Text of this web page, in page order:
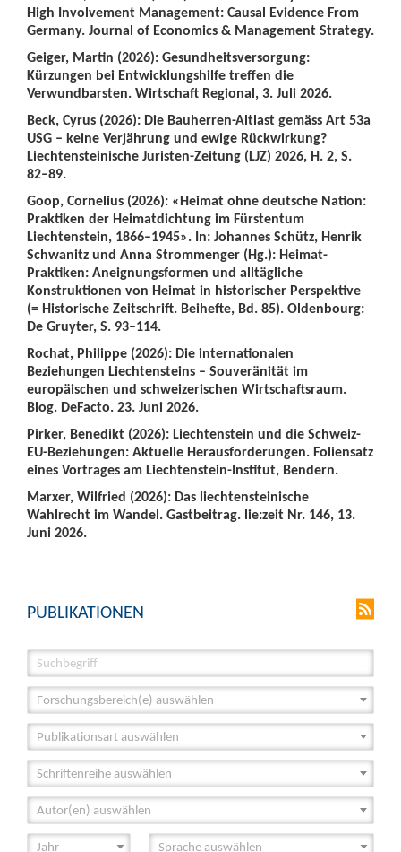
High Involvement Management: Causal Evidence From
Germany. Journal of Economics & Management Strategy.
Geiger, Martin (2026): Gesundheitsversorgung:
Kürzungen bei Entwicklungshilfe treffen die
Verwundbarsten. Wirtschaft Regional, 3. Juli 2026.
Beck, Cyrus (2026): Die Bauherren-Altlast gemäss Art 53a
USG – keine Verjährung und ewige Rückwirkung?
Liechtensteinische Juristen-Zeitung (LJZ) 2026, H. 2, S.
82–89.
Goop, Cornelius (2026): «Heimat ohne deutsche Nation:
Praktiken der Heimatdichtung im Fürstentum
Liechtenstein, 1866–1945». In: Johannes Schütz, Henrik
Schwanitz und Anna Strommenger (Hg.): Heimat-
Praktiken: Aneignungsformen und alltägliche
Konstruktionen von Heimat in historischer Perspektive
(= Historische Zeitschrift. Beihefte, Bd. 85). Oldenbourg:
De Gruyter, S. 93–114.
Rochat, Philippe (2026): Die internationalen
Beziehungen Liechtensteins – Souveränität im
europäischen und schweizerischen Wirtschaftsraum.
Blog. DeFacto. 23. Juni 2026.
Pirker, Benedikt (2026): Liechtenstein und die Schweiz-
EU-Beziehungen: Aktuelle Herausforderungen. Foliensatz
eines Vortrages am Liechtenstein-Institut, Bendern.
Marxer, Wilfried (2026): Das liechtensteinische
Wahlrecht im Wandel. Gastbeitrag. lie:zeit Nr. 146, 13.
Juni 2026.
PUBLIKATIONEN
Forschungsbereich(e) auswählen
Publikationsart auswählen
Schriftenreihe auswählen
Autor(en) auswählen